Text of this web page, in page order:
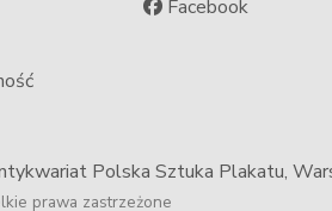
Facebook
Polska Sztuka Plakatu,
prawa zastrzeżone